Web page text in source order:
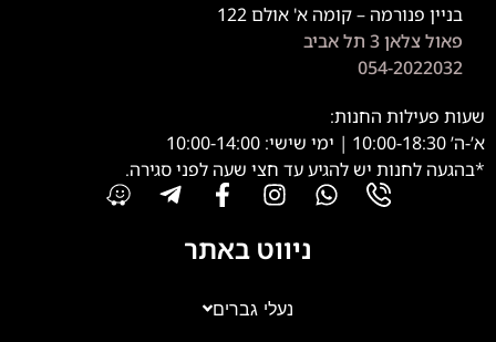
בניין פנורמה – קומה א' אולם 122
פאול צלאן 3 תל אביב
054-2022032
שעות פעילות החנות:
א’-ה’ 10:00-18:30 | ימי שישי: 10:00-14:00
*בהגעה לחנות יש להגיע עד חצי שעה לפני סגירה.
ניווט באתר
נעלי גברים